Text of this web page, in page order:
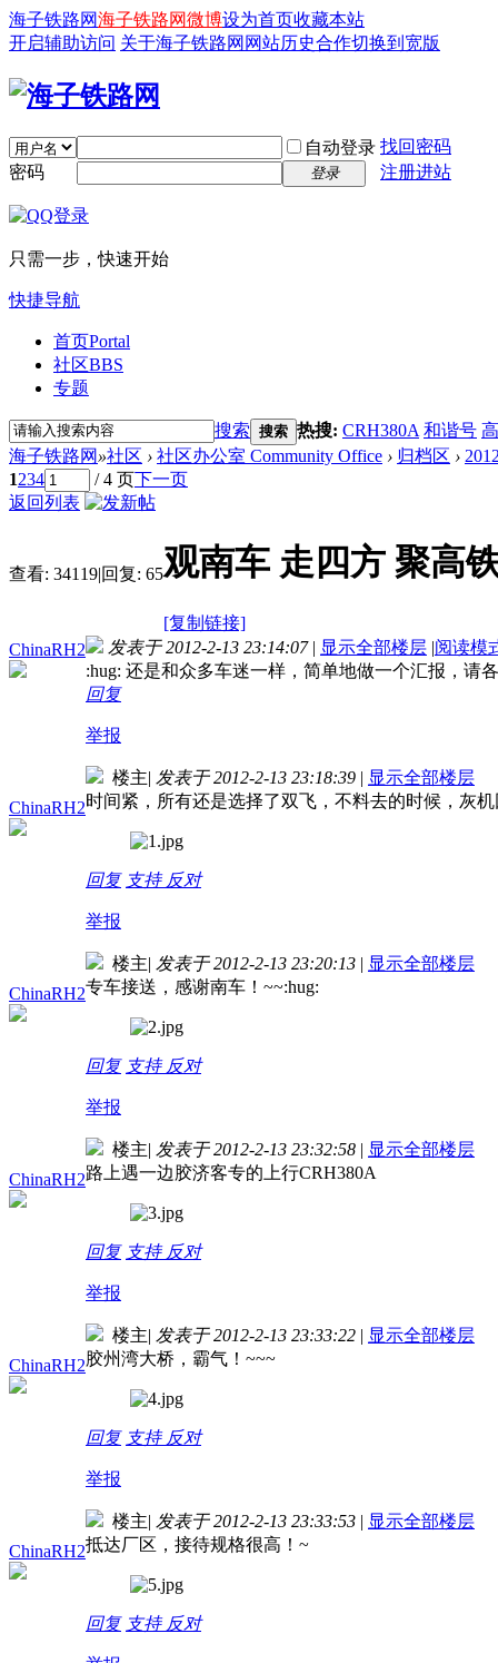
海子铁路网海子铁路网微博设为首页收藏本站
开启辅助访问 关于海子铁路网 网站历史合作切换到宽版
自动登录 找回密码
密码
登录 注册进站
只需一步，快速开始
快捷导航
首页Portal
社区BBS
专题
搜索 搜索 热搜: CRH380A 和谐号
海子铁路网 »社区 › 社区办公室 Community Office › 归档区 ›
1234 / 4 页下一页
返回列表
查看: 34119|回复: 65观南车 走四方 聚高
[复制链接]
ChinaRH2
发表于 2012-2-13 23:14:07 | 显示全部楼层 |阅读模
:hug: 还是和众多车迷一样，简单地做一个汇报，请
回复
举报
ChinaRH2
楼主| 发表于 2012-2-13 23:18:39 | 显示全部楼层
时间紧，所有还是选择了双飞，不料去的时候，灰
回复 支持 反对
举报
ChinaRH2
楼主| 发表于 2012-2-13 23:20:13 | 显示全部楼层
专车接送，感谢南车！~~:hug:
回复 支持 反对
举报
ChinaRH2
楼主| 发表于 2012-2-13 23:32:58 | 显示全部楼层
路上遇一边胶济客专的上行CRH380A
回复 支持 反对
举报
ChinaRH2
楼主| 发表于 2012-2-13 23:33:22 | 显示全部楼层
胶州湾大桥，霸气！~~~
回复 支持 反对
举报
ChinaRH2
楼主| 发表于 2012-2-13 23:33:53 | 显示全部楼层
抵达厂区，接待规格很高！~
回复 支持 反对